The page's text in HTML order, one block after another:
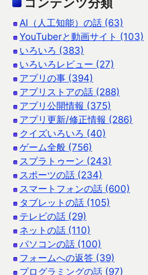
AI（人工知能）の話 (63)
YouTuberと動画サイト (103)
いろいろ (383)
いろいろレビュー (27)
アプリの事 (394)
アプリストアの話 (288)
アプリ公開情報 (375)
アプリ更新/修正情報 (286)
クイズいろいろ (40)
ゲーム全般 (756)
スプラトゥーン (243)
スポーツの話 (234)
スマートフォンの話 (600)
タブレットの話 (105)
テレビの話 (29)
ネットの話 (110)
パソコンの話 (100)
フォームへの返答 (39)
プログラミングの話 (97)